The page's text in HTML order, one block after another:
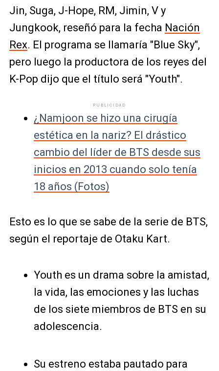
Jin, Suga, J-Hope, RM, Jimin, V y
Jungkook, reseñó para la fecha Nación
Rex. El programa se llamaría "Blue Sky",
pero luego la productora de los reyes del
K-Pop dijo que el título será "Youth".
PUBLICIDAD
¿Namjoon se hizo una cirugía
estética en la nariz? El drástico
cambio del líder de BTS desde sus
inicios en 2013 cuando solo tenía
18 años (Fotos)
Esto es lo que se sabe de la serie de BTS,
según el reportaje de Otaku Kart.
Youth es un drama sobre la amistad,
la vida, las emociones y las luchas
de los siete miembros de BTS en su
adolescencia.
Su estreno estaba pautado para